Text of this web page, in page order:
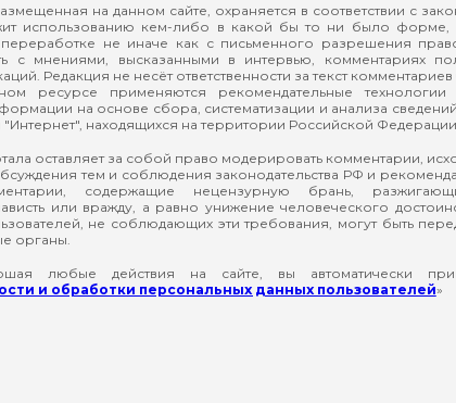
на данном сайте, охраняется в соответствии с
использованию кем-либо в какой бы то ни было форме,
не иначе как с письменного разрешения
с мнениями, высказанными в интервью, комментариях
Редакция не несёт ответственности за текст комментариев
ресурсе применяются рекомендательные технологии
на основе сбора, систематизации и анализа
"Интернет", находящихся на территории Российской
оставляет за собой право модерировать комментарии,
тем и соблюдения законодательства РФ и
содержащие нецензурную брань,
или вражду, а равно унижение человеческого
не соблюдающих эти требования, могут быть
органы.
любые действия на сайте, вы автоматически
и обработки персональных данных пользователей»